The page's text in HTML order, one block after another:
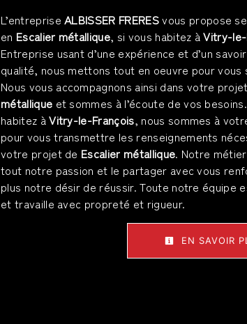
L’entrepriseALBISSER FRERESvous propose
en Escalier métallique, si vous habitez àVitry-
Entreprise usant d’une expérience et d’un
qualité, nous mettons tout en oeuvre pour vous
Nous vous accompagnons ainsi dans votre
métallique et sommes à l’écoute de vos
habitez àVitry-le-François, nous sommes à
pour vous transmettre les renseignements
votre projet de Escalier métallique. Notre
tout notre passion et le partager avec vous
plus notre désir de réussir. Toute notre équipe
et travaille avec propreté et rigueur.
EN SAVOIR